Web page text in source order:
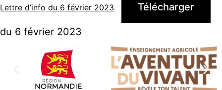
Lettre d’info du 6 février 2023 Télécharger
du 6 février 2023